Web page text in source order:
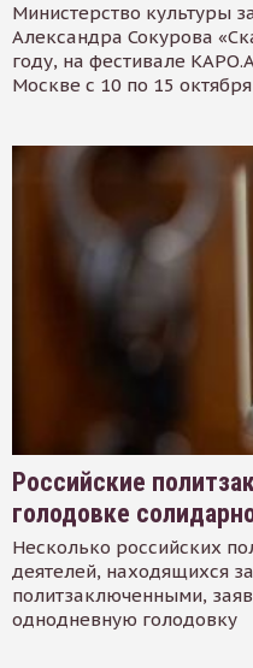
Министерство культуры
Александра Сокурова
году, на фестивале
Москве с 10 по 15 октября
Российские
голодовке
Несколько российских
деятелей, находящихся
политзаключенными,
однодневную голодовку